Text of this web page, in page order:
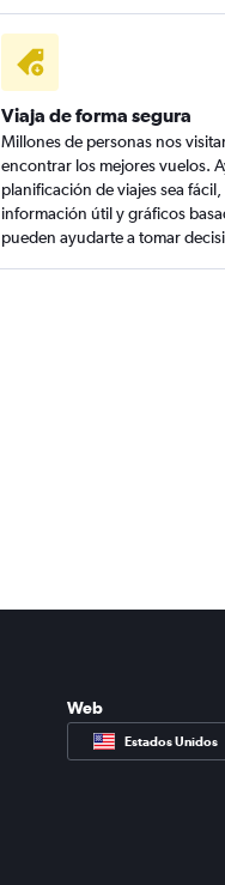
Viaja de forma segura
Millones de personas nos
encontrar los mejores vuelos.
planificación de viajes sea
información útil y gráficos
pueden ayudarte a tomar
Web
Estados Unidos